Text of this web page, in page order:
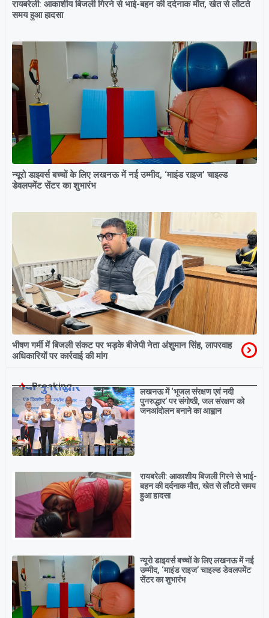
रायबरेली: आकाशीय बिजली गिरने से भाई-बहन की दर्दनाक मौत, खेत से लौटते
समय हुआ हादसा
न्यूरो डाइवर्स बच्चों के लिए लखनऊ में नई उम्मीद, ‘माइंड राइज’ चाइल्ड
डेवलपमेंट सेंटर का शुभारंभ
भीषण गर्मी में बिजली संकट पर भड़के बीजेपी नेता अंशुमान सिंह, लापरवाह
अधिकारियों पर कार्रवाई की मांग
Breaking
लखनऊ में ‘भूजल संरक्षण एवं नदी
पुनरुद्धार’ पर संगोष्ठी, जल संरक्षण को
जनआंदोलन बनाने का आह्वान
रायबरेली: आकाशीय बिजली गिरने से भाई-
बहन की दर्दनाक मौत, खेत से लौटते समय
हुआ हादसा
न्यूरो डाइवर्स बच्चों के लिए लखनऊ में नई
उम्मीद, ‘माइंड राइज’ चाइल्ड डेवलपमेंट
सेंटर का शुभारंभ